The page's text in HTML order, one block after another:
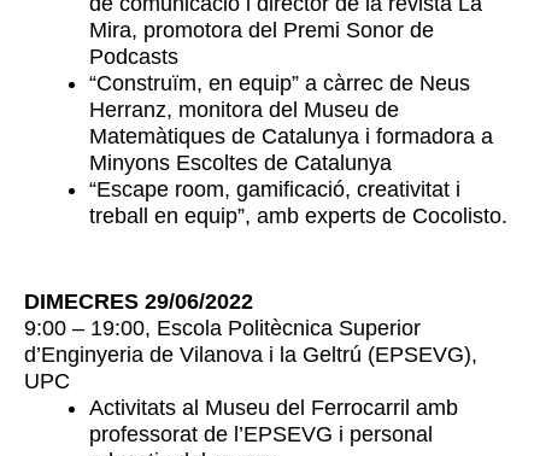
Mira, promotora del Premi Sonor de
Podcasts
“Construïm, en equip” a càrrec de Neus
Herranz, monitora del Museu de
Matemàtiques de Catalunya i formadora a
Minyons Escoltes de Catalunya
“Escape room, gamificació, creativitat i
treball en equip”, amb experts de Cocolisto.
DIMECRES 29/06/2022
9:00 – 19:00, Escola Politècnica Superior
d’Enginyeria de Vilanova i la Geltrú (EPSEVG),
UPC
Activitats al Museu del Ferrocarril amb
professorat de l’EPSEVG i personal